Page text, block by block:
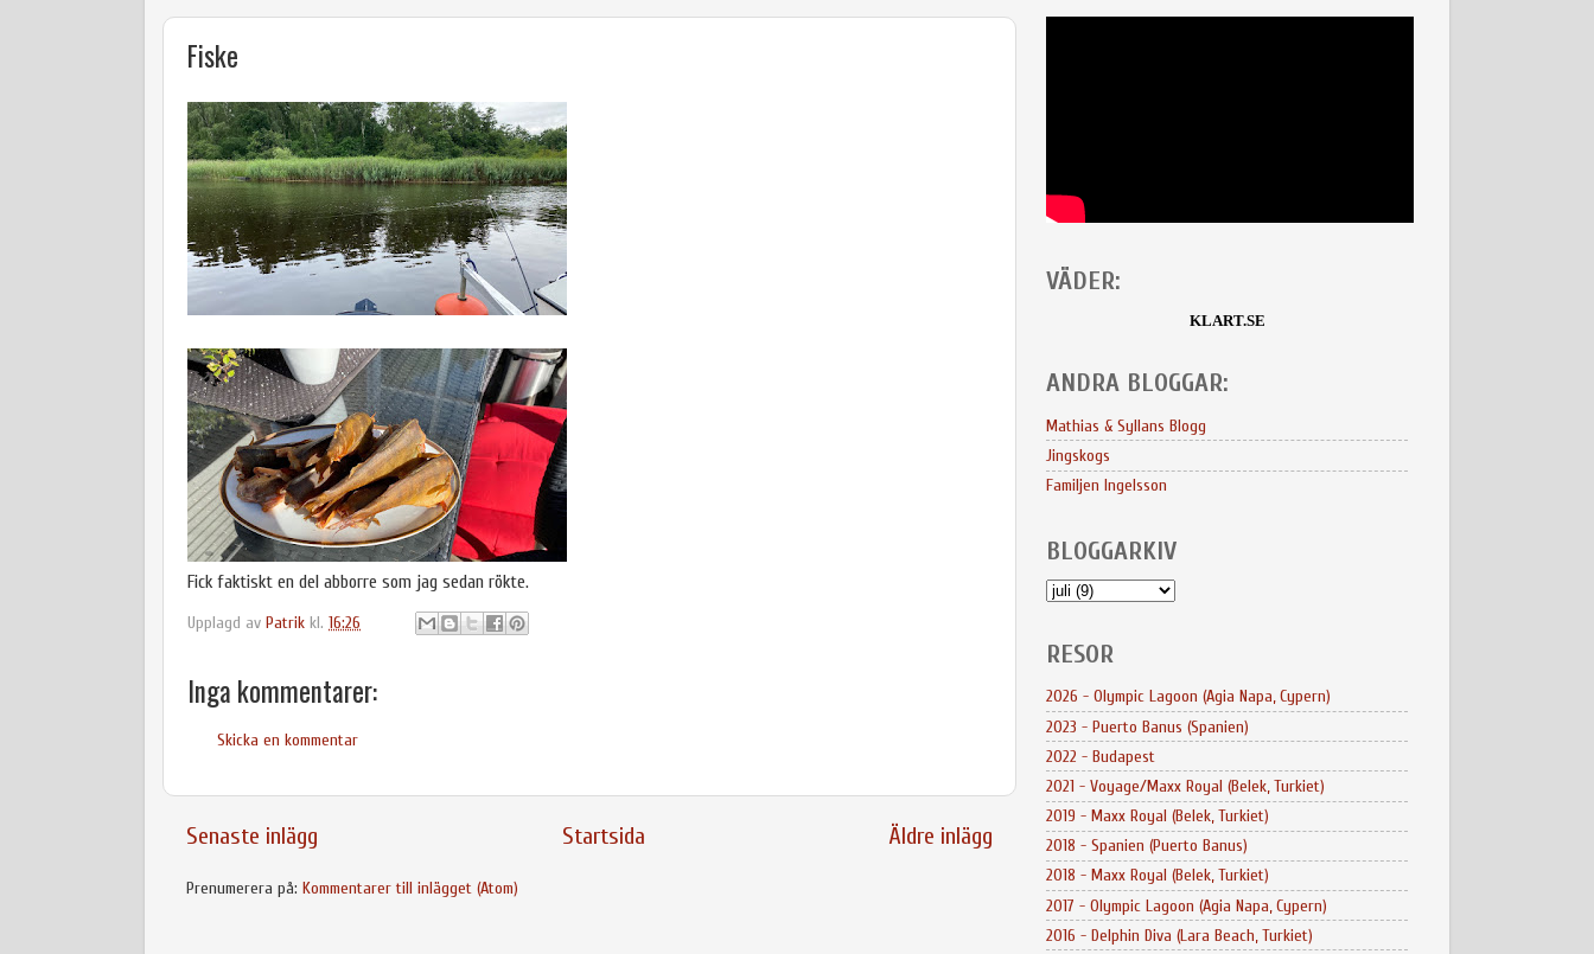
Fiske
Fick faktiskt en del abborre som jag sedan rökte.
Upplagd av Patrik kl. 16:26
Inga kommentarer:
Skicka en kommentar
Senaste inlägg Äldre inlägg
Startsida
Prenumerera på: Kommentarer till inlägget (Atom)
VÄDER:
KLART.SE
ANDRA BLOGGAR:
Mathias & Syllans Blogg
Jingskogs
Familjen Ingelsson
BLOGGARKIV
RESOR
2026 - Olympic Lagoon (Agia Napa, Cypern)
2023 - Puerto Banus (Spanien)
2022 - Budapest
2021 - Voyage/Maxx Royal (Belek, Turkiet)
2019 - Maxx Royal (Belek, Turkiet)
2018 - Spanien (Puerto Banus)
2018 - Maxx Royal (Belek, Turkiet)
2017 - Olympic Lagoon (Agia Napa, Cypern)
2016 - Delphin Diva (Lara Beach, Turkiet)